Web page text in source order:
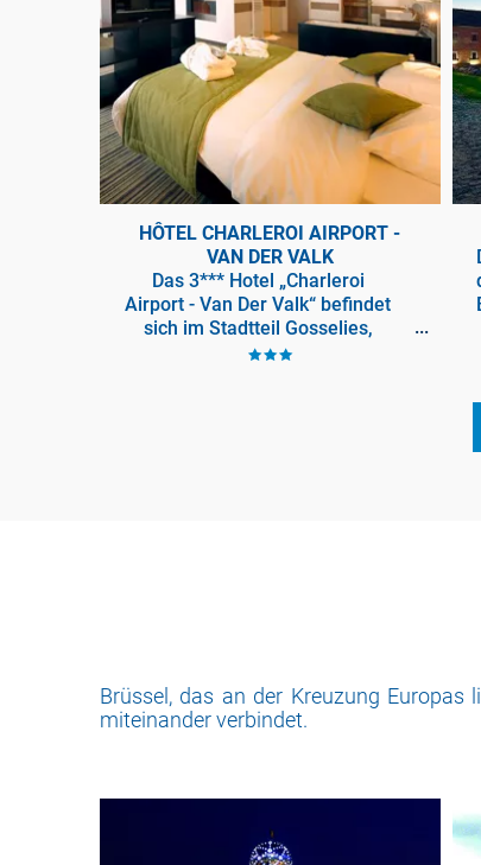
HÔTEL CHARLEROI AIRPORT -
VAN DER VALK
Das 3*** Hotel „Charleroi
Airport - Van Der Valk“ befindet
sich im Stadtteil Gosselies,
eine ideale Wahl für
Brüssel, das an der Kreuzung
miteinander verbindet.